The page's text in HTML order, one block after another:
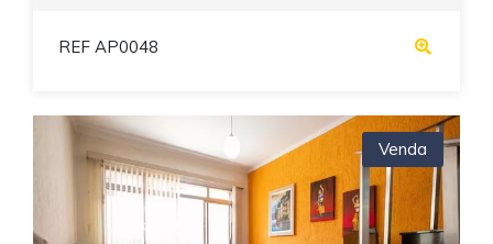
REF AP0048
Venda